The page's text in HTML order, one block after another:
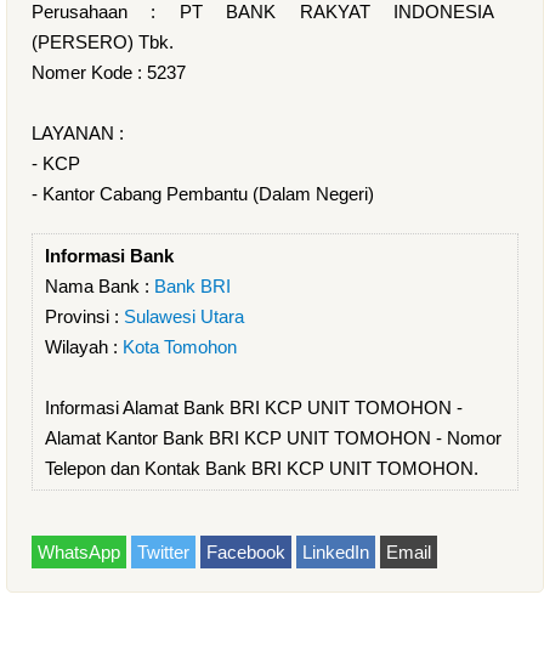
Perusahaan : PT BANK RAKYAT INDONESIA
(PERSERO) Tbk.
Nomer Kode : 5237
LAYANAN :
- KCP
- Kantor Cabang Pembantu (Dalam Negeri)
Informasi Bank
Nama Bank : Bank BRI
Provinsi : Sulawesi Utara
Wilayah : Kota Tomohon
Informasi Alamat Bank BRI KCP UNIT TOMOHON -
Alamat Kantor Bank BRI KCP UNIT TOMOHON - Nomor
Telepon dan Kontak Bank BRI KCP UNIT TOMOHON.
WhatsApp Twitter Facebook LinkedIn Email